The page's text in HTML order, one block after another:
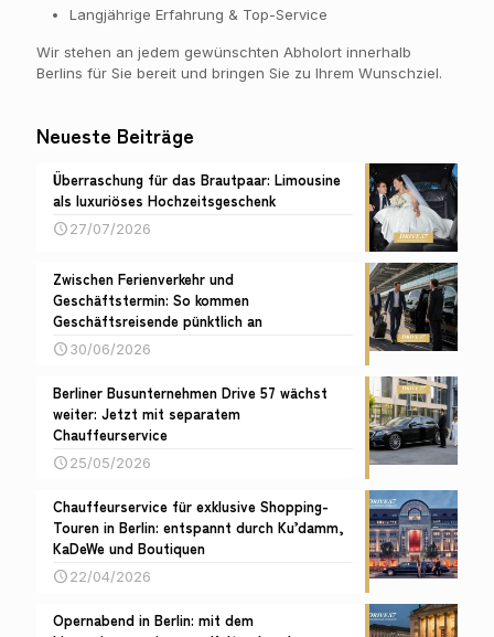
Langjährige Erfahrung & Top-Service
Wir stehen an jedem gewünschten Abholort innerhalb
Berlins für Sie bereit und bringen Sie zu Ihrem Wunschziel.
Neueste Beiträge
Überraschung für das Brautpaar: Limousine
als luxuriöses Hochzeitsgeschenk
27/07/2026
Zwischen Ferienverkehr und
Geschäftstermin: So kommen
Geschäftsreisende pünktlich an
30/06/2026
Berliner Busunternehmen Drive 57 wächst
weiter: Jetzt mit separatem
Chauffeurservice
25/05/2026
Chauffeurservice für exklusive Shopping-
Touren in Berlin: entspannt durch Ku’damm,
KaDeWe und Boutiquen
22/04/2026
Opernabend in Berlin: mit dem